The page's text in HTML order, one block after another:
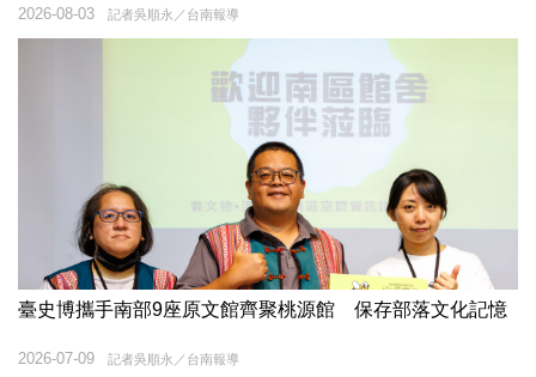
記者吳順永／台南報導
2026-08-03
臺史博攜手南部9座原文館齊聚桃源館 保存部落文化記憶
記者吳順永／台南報導
2026-07-09